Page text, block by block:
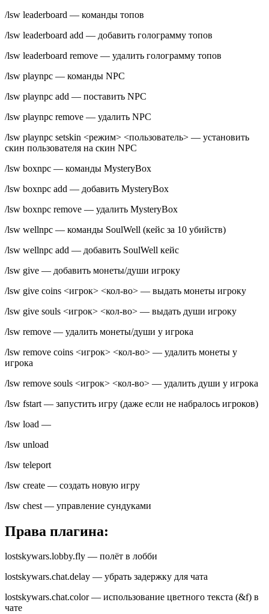
/lsw leaderboard — команды топов
/lsw leaderboard add — добавить голограмму топов
/lsw leaderboard remove — удалить голограмму топов
/lsw playnpc — команды NPC
/lsw playnpc add — поставить NPC
/lsw playnpc remove — удалить NPC
/lsw playnpc setskin <режим> <пользователь> — установить
скин пользователя на скин NPC
/lsw boxnpc — команды MysteryBox
/lsw boxnpc add — добавить MysteryBox
/lsw boxnpc remove — удалить MysteryBox
/lsw wellnpc — команды SoulWell (кейс за 10 убийств)
/lsw wellnpc add — добавить SoulWell кейс
/lsw give — добавить монеты/души игроку
/lsw give coins <игрок> <кол-во> — выдать монеты игроку
/lsw give souls <игрок> <кол-во> — выдать души игроку
/lsw remove — удалить монеты/души у игрока
/lsw remove coins <игрок> <кол-во> — удалить монеты у
игрока
/lsw remove souls <игрок> <кол-во> — удалить души у игрока
/lsw fstart — запустить игру (даже если не набралось игроков)
/lsw load —
/lsw unload
/lsw teleport
/lsw create — создать новую игру
/lsw chest — управление сундуками
Права плагина:
lostskywars.lobby.fly — полёт в лобби
lostskywars.chat.delay — убрать задержку для чата
lostskywars.chat.color — использование цветного текста (&f) в
чате